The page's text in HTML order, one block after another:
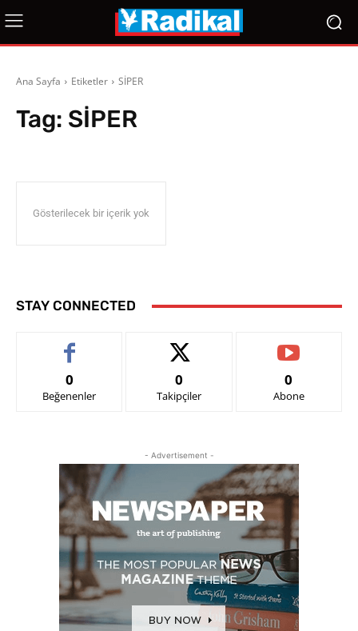
Ana Sayfa Etiketler SİPER
Tag: SİPER
Gösterilecek bir içerik yok
STAY CONNECTED
0
Beğenenler
0
Takipçiler
0
Abone
- Advertisement -